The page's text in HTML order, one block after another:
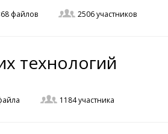
файлов 2506участников
технологий
1184участника